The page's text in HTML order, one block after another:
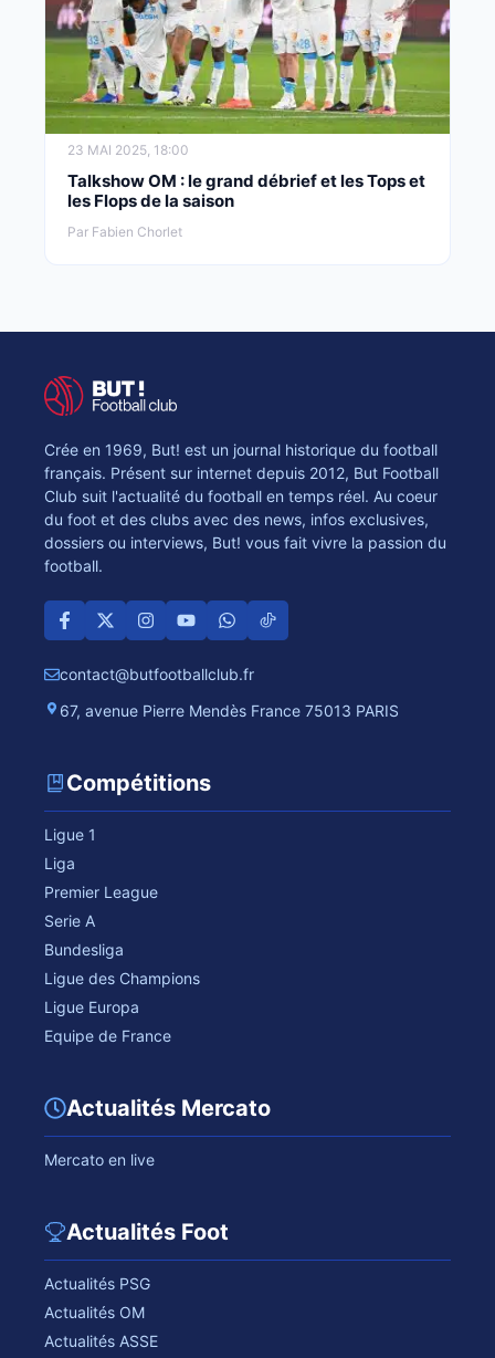
23 MAI 2025, 18:00
Talkshow OM : le grand débrief et les Tops et
les Flops de la saison
Par Fabien Chorlet
Crée en 1969, But! est un journal historique du football
français. Présent sur internet depuis 2012, But Football
Club suit l'actualité du football en temps réel. Au coeur
du foot et des clubs avec des news, infos exclusives,
dossiers ou interviews, But! vous fait vivre la passion du
football.
contact@butfootballclub.fr
67, avenue Pierre Mendès France 75013 PARIS
Compétitions
Ligue 1
Liga
Premier League
Serie A
Bundesliga
Ligue des Champions
Ligue Europa
Equipe de France
Actualités Mercato
Mercato en live
Actualités Foot
Actualités PSG
Actualités OM
Actualités ASSE